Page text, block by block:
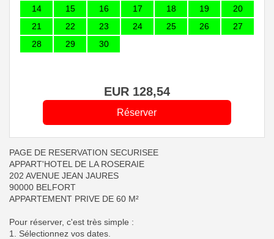
14
15 16 17 18 19
20
21
22 23 24 25 26
27
28
29 30
EUR 128,54
PAGE DE RESERVATION SECURISEE
APPART'HOTEL DE LA ROSERAIE
202 AVENUE JEAN JAURES
90000 BELFORT
APPARTEMENT PRIVE DE 60 M²
Pour réserver, c'est très simple :
1. Sélectionnez vos dates.